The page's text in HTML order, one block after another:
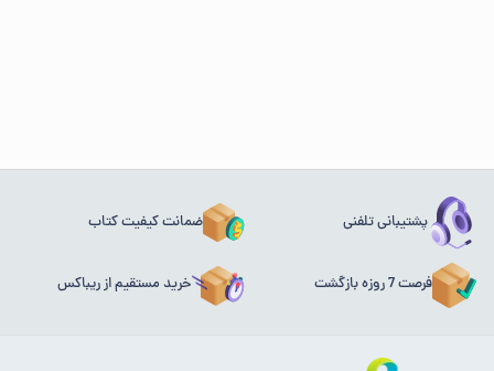
پشتیبانی تلفنی ضمانت کیفیت کتاب
فرصت 7 روزه بازگشت خرید مستقیم از ریباکس